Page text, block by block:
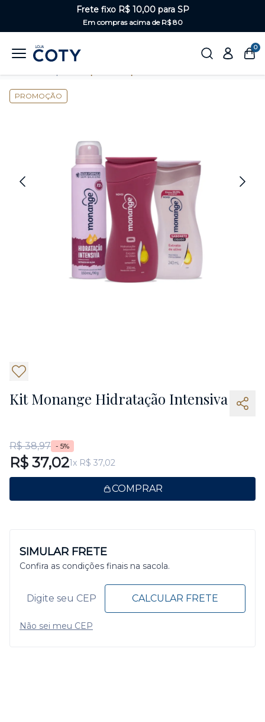
Frete fixo R$ 10,00 para SP
Em compras acima de R$ 80
0
PROMOÇÃO
Kit Monange Hidratação Intensiva
R$ 38,97 - 5%
R$ 37,021x R$ 37,02
COMPRAR
SIMULAR FRETE
Confira as condições finais na sacola.
CALCULAR FRETE
Não sei meu CEP